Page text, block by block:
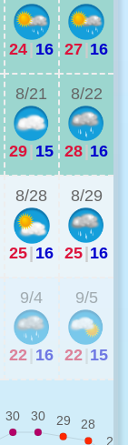
24| 16 27|16
8/21
29| 15
8/22
28|16
8/28
25| 16
8/29
25|16
9/4
22 16
9/5
22 15